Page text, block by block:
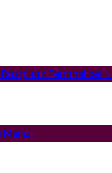
Fernthal bei
Mainz.